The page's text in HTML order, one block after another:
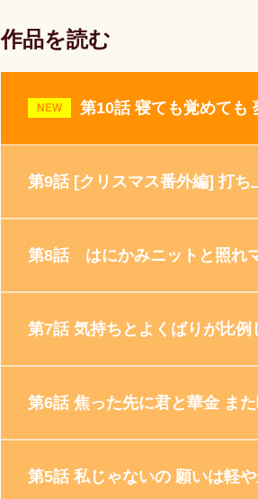
作品を読む
NEW 第10話 寝ても覚めても
第9話 [クリスマス番外編] 打
第8話 はにかみニットと照れ
第7話 気持ちとよくばりが比
第6話 焦った先に君と華金 ま
第5話 私じゃないの 願いは軽や